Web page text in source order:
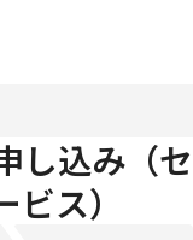
し込み（セ
ス）